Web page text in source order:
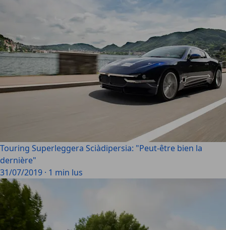
Touring Superleggera Sciàdipersia: "Peut-être bien la
dernière"
31/07/2019 · 1 min lus